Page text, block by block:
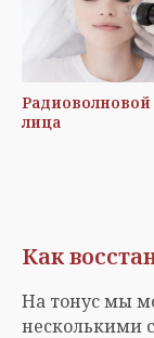
лица
Как
На тонус мы
несколькими